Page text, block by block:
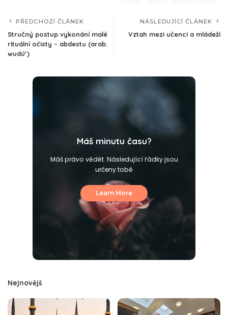
PŘEDCHOZÍ ČLÁNEK
Stručný postup vykonání malé
rituální očisty – abdestu (arab.
wudú‘)
NÁSLEDUJÍCÍ ČLÁNEK
Vztah mezi učenci a mládeží
Máš minutu času?
Máš právo vědět. Následující řádky jsou
určeny tobě
Learn More
Nejnovějš